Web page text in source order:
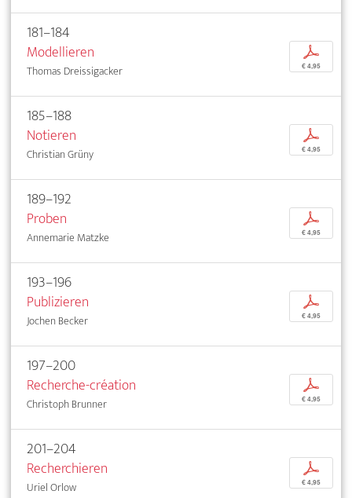
181–184
Modellieren
Thomas Dreissigacker
p
€ 4,95
185–188
Notieren
Christian Grüny
p
€ 4,95
189–192
Proben
Annemarie Matzke
p
€ 4,95
193–196
Publizieren
Jochen Becker
p
€ 4,95
197–200
Recherche-création
Christoph Brunner
p
€ 4,95
201–204
Recherchieren
Uriel Orlow
p
€ 4,95